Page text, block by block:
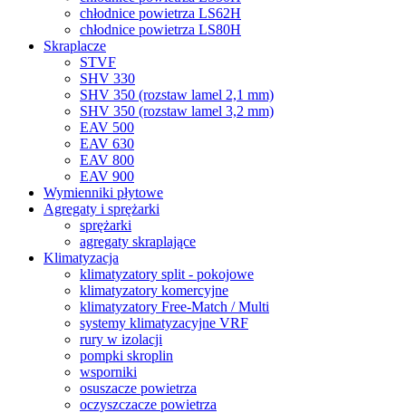
chłodnice powietrza LS62H
chłodnice powietrza LS80H
Skraplacze
STVF
SHV 330
SHV 350 (rozstaw lamel 2,1 mm)
SHV 350 (rozstaw lamel 3,2 mm)
EAV 500
EAV 630
EAV 800
EAV 900
Wymienniki płytowe
Agregaty i sprężarki
sprężarki
agregaty skraplające
Klimatyzacja
klimatyzatory split - pokojowe
klimatyzatory komercyjne
klimatyzatory Free-Match / Multi
systemy klimatyzacyjne VRF
rury w izolacji
pompki skroplin
wsporniki
osuszacze powietrza
oczyszczacze powietrza